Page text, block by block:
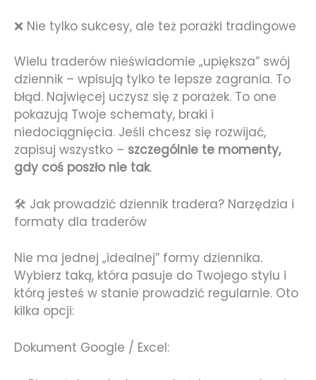
❌ Nie tylko sukcesy, ale też porażki tradingowe
Wielu traderów nieświadomie „upiększa” swój
dziennik – wpisują tylko te lepsze zagrania. To
błąd. Najwięcej uczysz się z porażek. To one
pokazują Twoje schematy, braki i
niedociągnięcia. Jeśli chcesz się rozwijać,
zapisuj wszystko – szczególnie te momenty,
gdy coś poszło nie tak.
🛠️ Jak prowadzić dziennik tradera? Narzędzia i
formaty dla traderów
Nie ma jednej „idealnej” formy dziennika.
Wybierz taką, która pasuje do Twojego stylu i
którą jesteś w stanie prowadzić regularnie. Oto
kilka opcji:
Dokument Google / Excel: